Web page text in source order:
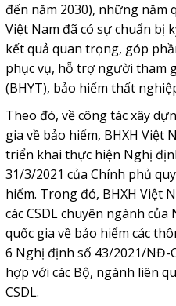
đến năm 2030), những năm
Việt Nam đã có sự chuẩn bị
kết quả quan trọng, góp
phục vụ, hỗ trợ người tham
(BHYT), bảo hiểm thất
Theo đó, về công tác xây
gia về bảo hiểm, BHXH Việt
triển khai thực hiện Nghị
31/3/2021 của Chính phủ
hiểm. Trong đó, BHXH Việt
các CSDL chuyên ngành
quốc gia về bảo hiểm các
6 Nghị định số 43/2021/NĐ-
hợp với các Bộ, ngành liên
CSDL.